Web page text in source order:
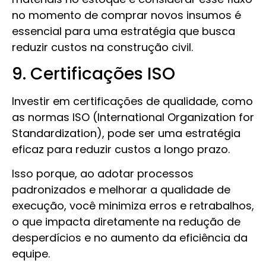
no momento de comprar novos insumos é
essencial para uma estratégia que busca
reduzir custos na construção civil.
9. Certificações ISO
Investir em certificações de qualidade, como
as normas ISO (International Organization for
Standardization), pode ser uma estratégia
eficaz para reduzir custos a longo prazo.
Isso porque, ao adotar processos
padronizados e melhorar a qualidade de
execução, você minimiza erros e retrabalhos,
o que impacta diretamente na redução de
desperdícios e no aumento da eficiência da
equipe.